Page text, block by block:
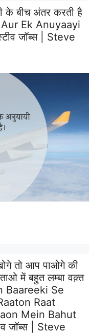
के बीच अंतर करती है
Ek Anuyaayi
जॉब्स | Steve
तो आप पाओगे की
में बहुत लम्बा वक़्त
Baareeki Se
Raat
Mein Bahut
जॉब्स | Steve